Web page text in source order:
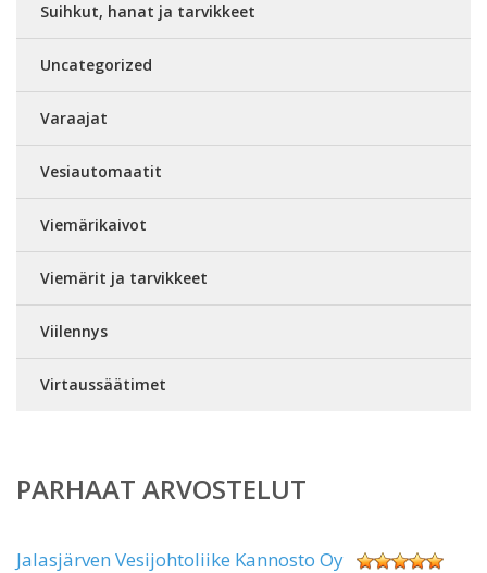
Suihkut, hanat ja tarvikkeet
Uncategorized
Varaajat
Vesiautomaatit
Viemärikaivot
Viemärit ja tarvikkeet
Viilennys
Virtaussäätimet
PARHAAT ARVOSTELUT
Jalasjärven Vesijohtoliike Kannosto Oy